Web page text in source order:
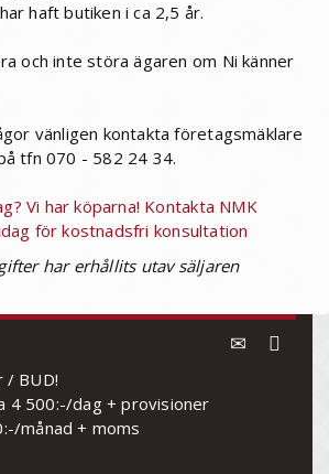
haft butiken i ca 2,5 år.
och inte störa ägaren om Ni känner
vänligen kontakta företagsmäklare
tfn 070 - 582 24 34.
Vi har köparna! Kontakta NMK
för kostnadsfri konsultation
har erhållits utav säljaren
/ BUD!
4 500:-/dag + provisioner
månad + moms